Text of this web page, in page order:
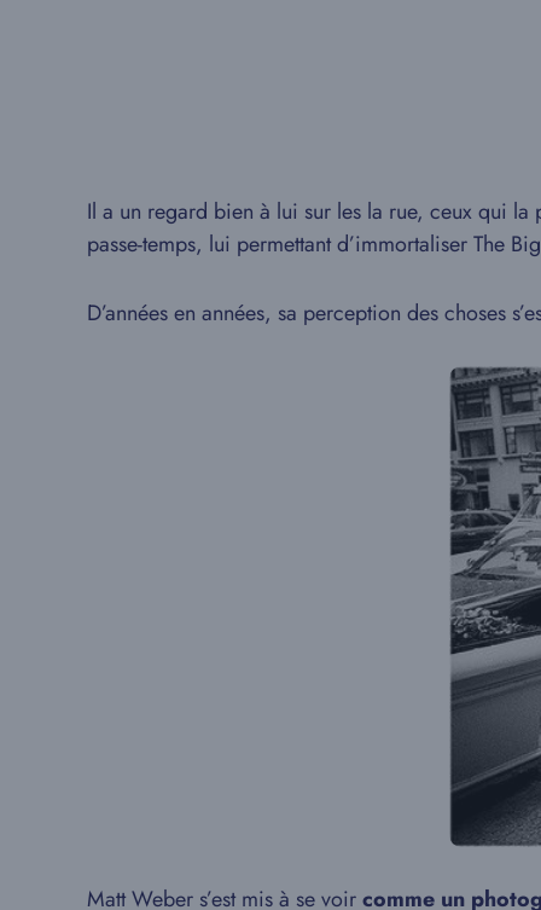
Il a un regard bien à lui sur les la rue, ceux qui la
passe-temps, lui permettant d’immortaliser The
D’années en années, sa perception des choses
Matt Weber s’est mis à se voircomme un